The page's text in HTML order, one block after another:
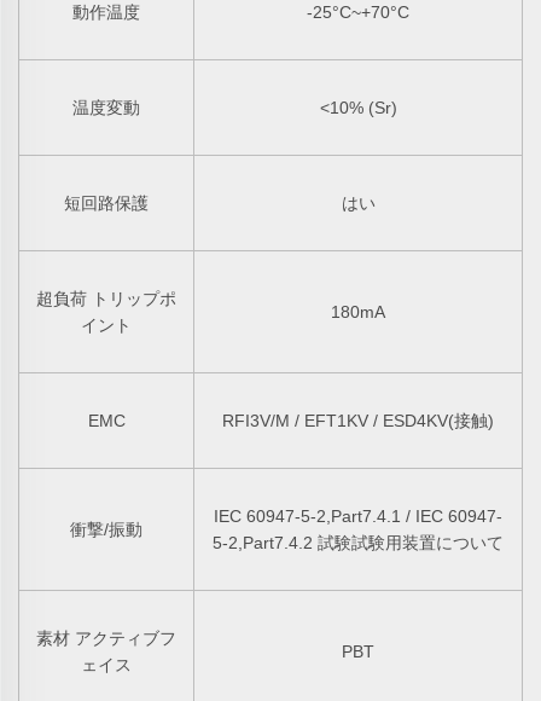
動作温度 -25°C~+70°C
温度変動 <10% (Sr)
短回路保護 はい
超負荷 トリップポ
イント
180mA
EMC RFI3V/M / EFT1KV / ESD4KV(接触)
衝撃/振動
IEC 60947-5-2,Part7.4.1 / IEC 60947-
5-2,Part7.4.2 試験試験用装置について
素材 アクティブフ
ェイス
PBT